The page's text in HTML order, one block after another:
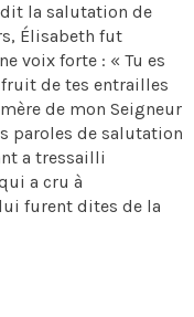
la salutation de
Élisabeth fut
voix forte : « Tu es
de tes entrailles
de mon Seigneur
paroles de salutation
a tressailli
a cru à
furent dites de la